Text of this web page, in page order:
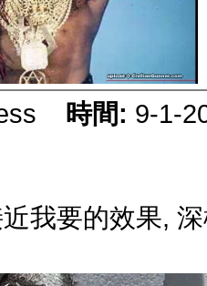
時間: 9-1-
我要的效果,